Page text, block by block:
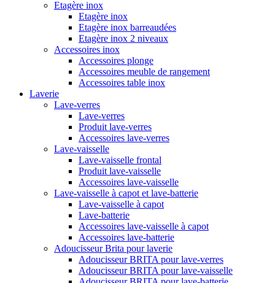
Etagère inox
Etagère inox
Etagère inox barreaudées
Etagère inox 2 niveaux
Accessoires inox
Accessoires plonge
Accessoires meuble de rangement
Accessoires table inox
Laverie
Lave-verres
Lave-verres
Produit lave-verres
Accessoires lave-verres
Lave-vaisselle
Lave-vaisselle frontal
Produit lave-vaisselle
Accessoires lave-vaisselle
Lave-vaisselle à capot et lave-batterie
Lave-vaisselle à capot
Lave-batterie
Accessoires lave-vaisselle à capot
Accessoires lave-batterie
Adoucisseur Brita pour laverie
Adoucisseur BRITA pour lave-verres
Adoucisseur BRITA pour lave-vaisselle